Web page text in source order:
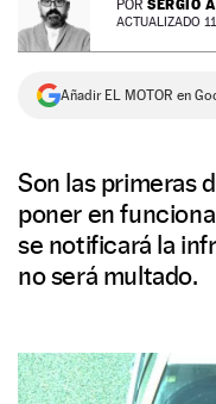
NEWSLETTER
SÍGUENOS
POR SERGIO
ACTUALIZADO
Añadir EL MOTOR en
Son las primeras
poner en
se notificará la
no será multado.